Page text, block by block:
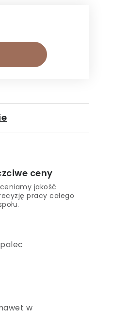
ceny
jakość
pracy całego
w